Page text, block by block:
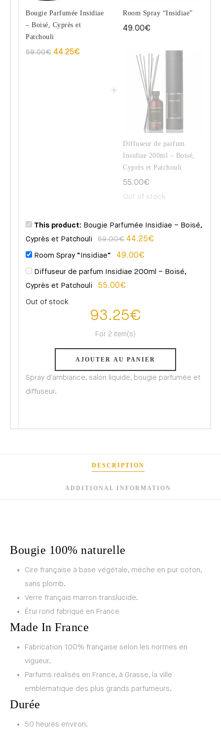
Bougie Parfumée Insidiae
– Boisé, Cyprès et
Patchouli
59.00€ 44.25€
Room Spray “Insidiae”
49.00€
Diffuseur de parfum
Insidiae 200ml – Boisé,
Cyprès et Patchouli
55.00€
Out of stock
This product: Bougie Parfumée Insidiae – Boisé,
Cyprès et Patchouli
59.00€ 44.25€
Room Spray “Insidiae” 49.00€
Diffuseur de parfum Insidiae 200ml – Boisé,
Cyprès et Patchouli
55.00€
Out of stock
93.25€
For 2 item(s)
AJOUTER AU PANIER
Spray d'ambiance, salon liquide, bougie parfumée et
diffuseur.
DESCRIPTION
ADDITIONAL INFORMATION
Bougie 100% naturelle
Cire française à base végétale, mèche en pur coton,
sans plomb.
Verre français marron translucide.
Étui rond fabriqué en France
Made In France
Fabrication 100% française selon les normes en
vigueur.
Parfums réalisés en France, à Grasse, la ville
emblématique des plus grands parfumeurs.
Durée
50 heures environ.